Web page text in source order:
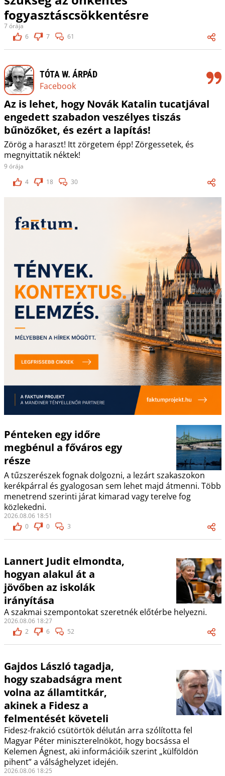
fogyasztáscsökkentésre
7 órája
6
7 61
TÓTA W. ÁRPÁD
Facebook
Az is lehet, hogy Novák Katalin tucatjával
engedett szabadon veszélyes tiszás
bűnözőket, és ezért a lapítás!
Zörög a haraszt! Itt zörgetem épp! Zörgessetek, és
megnyittatik néktek!
9 órája
4
18 30
Pénteken egy időre
megbénul a főváros egy
része
A tűzszerészek fognak dolgozni, a lezárt szakaszokon
kerékpárral és gyalogosan sem lehet majd átmenni. Több
menetrend szerinti járat kimarad vagy terelve fog
közlekedni.
2026.08.06 18:51
0
0 3
Lannert Judit elmondta,
hogyan alakul át a
jövőben az iskolák
irányítása
A szakmai szempontokat szeretnék előtérbe helyezni.
2026.08.06 18:27
2
6 52
Gajdos László tagadja,
hogy szabadságra ment
volna az államtitkár,
akinek a Fidesz a
felmentését követeli
Fidesz-frakció csütörtök délután arra szólította fel
Magyar Péter miniszterelnököt, hogy bocsássa el
Kelemen Ágnest, aki információik szerint „külföldön
pihent” a válsághelyzet idején.
2026.08.06 18:25